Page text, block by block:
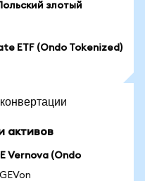
злотый
ETF (Ondo Tokenized)
активов
Vernova (Ondo